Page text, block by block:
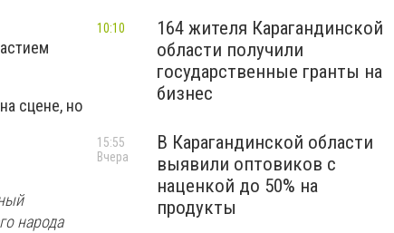
сцене, но
народа
164 жителя Карагандинской
области получили
государственные гранты на
бизнес
10:10
В Карагандинской области
выявили оптовиков с
наценкой до 50% на
продукты
15:55
Вчера